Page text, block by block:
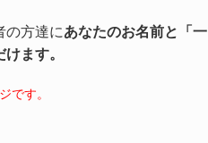
の方達にあなたのお名前と「一
ます。
です。